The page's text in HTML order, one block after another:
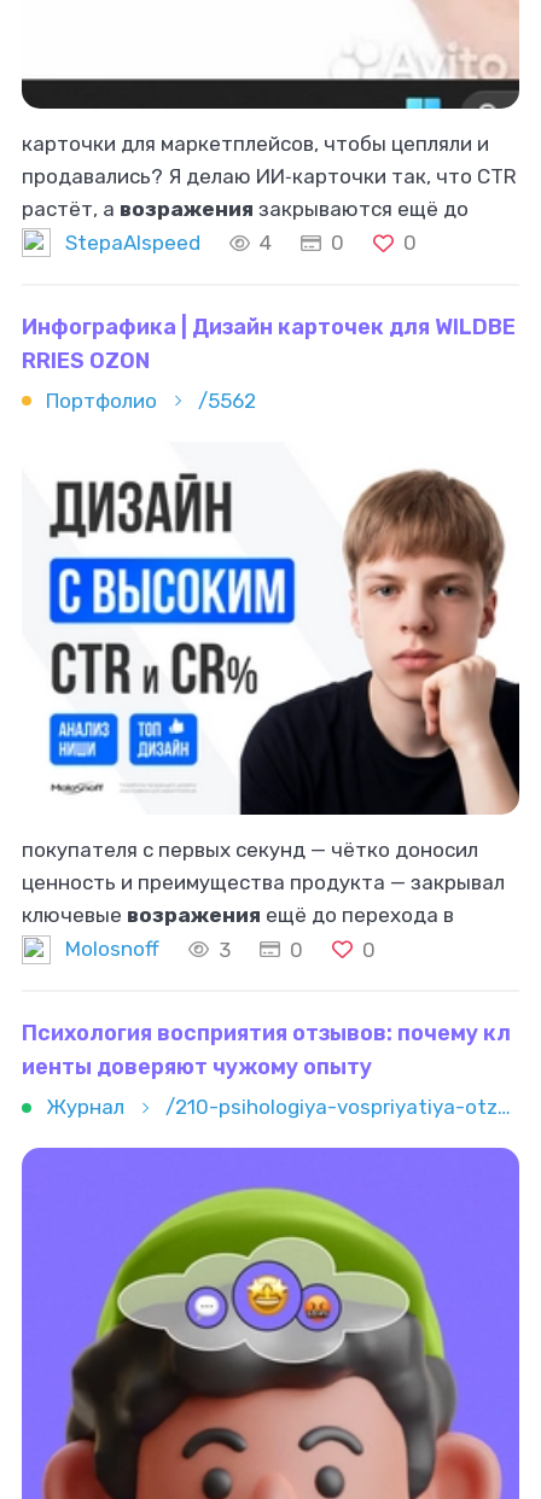
карточки для маркетплейсов, чтобы цепляли и
продавались? Я делаю ИИ‑карточки так, что CTR
растёт, а возражения закрываются ещё до
клика. Что даю: * Прорабатываю УТП под твою
StepaAIspeed 4 0 0
Инфографика | Дизайн карточек для WILDBE
RRIES OZON
Портфолио /5562
покупателя с первых секунд — чётко доносил
ценность и преимущества продукта — закрывал
ключевые возражения ещё до перехода в
описание 🔎 Я погружаюсь в ваш товар и нишу:
Molosnoff 3 0 0
Психология восприятия отзывов: почему кл
иенты доверяют чужому опыту
Журнал /210-psihologiya-vospriyatiya-otzyvov-pochemu-klienty-doveryayut-chujomu-opytu